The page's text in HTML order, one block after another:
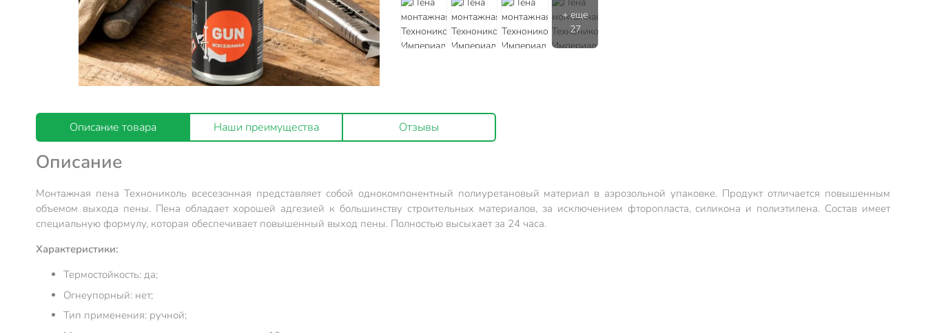
Описание товара Наши преимущества Отзывы
Описание
Монтажная пена Технониколь всесезонная представляет собой однокомпонентный полиуретановый материал в аэрозольной упаковке. Продукт отличается повышенным
объемом выхода пены. Пена обладает хорошей адгезией к большинству строительных материалов, за исключением фторопласта, силикона и полиэтилена. Состав имеет
специальную формулу, которая обеспечивает повышенный выход пены. Полностью высыхает за 24 часа.
Характеристики:
Термостойкость: да;
Огнеупорный: нет;
Тип применения: ручной;